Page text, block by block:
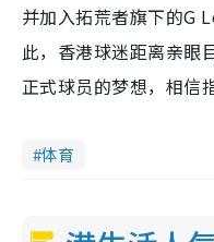
并加入拓荒者旗下的G
此，香港球迷距离亲眼
正式球员的梦想，相信
体育